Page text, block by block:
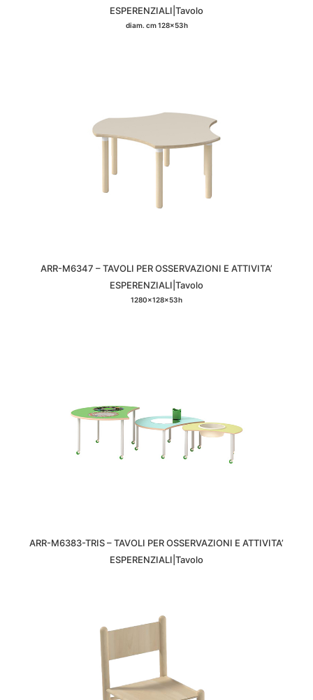
ESPERENZIALI|Tavolo
diam. cm 128x53h
ARR-M6347 – TAVOLI PER OSSERVAZIONI E ATTIVITA’
ESPERENZIALI|Tavolo
1280x128x53h
ARR-M6383-TRIS – TAVOLI PER OSSERVAZIONI E ATTIVITA’
ESPERENZIALI|Tavolo